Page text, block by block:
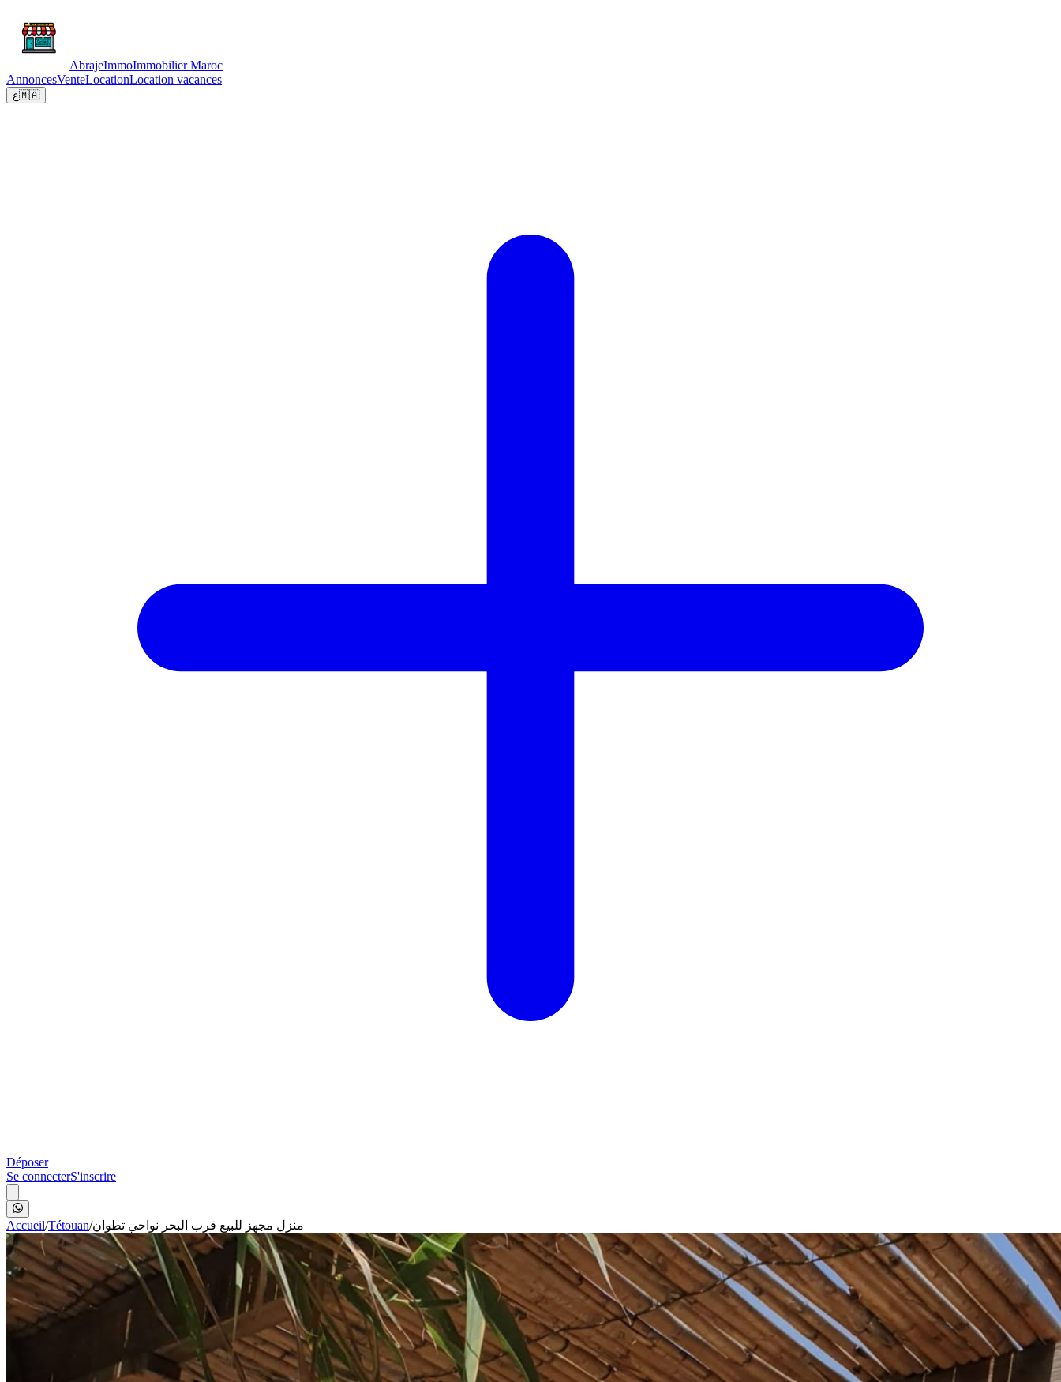
AbrajeImmoImmobilier Maroc
AnnoncesVenteLocationLocation vacances
ع🇲🇦
Déposer
Se connecterS'inscrire
Accueil/Tétouan/منزل مجهز للبيع قرب البحر نواحي تطوان